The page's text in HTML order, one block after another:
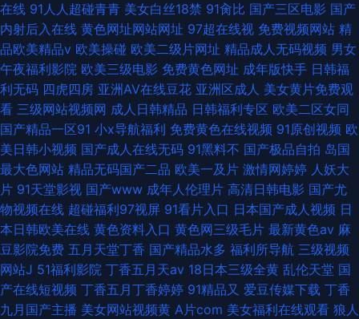
在线 91人人超碰青青 美女白丝18禁 91肏比 国产三区电影 国产
内射后入在线 黄色网址网站网址 97超在线视 免费视频网站 精
品欧美精品v 欧美操碰 欧美二级片网址 精品成人无码视频 男女
午夜福利影院 欧美三级电影 免费黄色网址 成年版快手 日韩福
利无码 四虎四房 亚洲AV在线豆花 亚洲区成人 美女黄片免费观
看 三级网站视频网 成人日韩精品 日韩福利专区 欧美二区女同
国产精品一区91 小x导航福利 免费黄色在线视频 91原创视频 欧
美日韩小视频 国产成人在线无码 91黑料不 国产极品自拍 岛国
最大色网站 精品无码国产二品 欧美一及片 激情网婷婷 人妖大
片 91天堂影视 国产www 成年人伦理片 高清日韩电影 国产尤
物视频在线 超碰福利97视屏 91看片入口 日本国产成人视频 日
本日韩欧美在线 黄色资料入口 黄色网三级毛片 最新黄色av 麻
豆影院免费 五月天堂丁香 国产精品水多 福利所导航 三级视频
网站J 51福利影院 丁香五月天av 18日本三级全黄 乱伦天堂 国
产在线短视频 丁香五月丁香婷婷 91精品又 爱豆传媒下载 丁香
九月国产主播 美女网站视频黄 A片com 美女福利在线观看 狼人